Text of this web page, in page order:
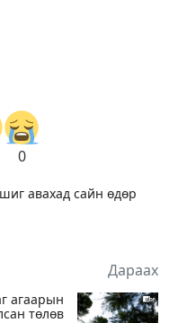
0
авахад сайн өдөр
Дараах
агаарын
төлөв